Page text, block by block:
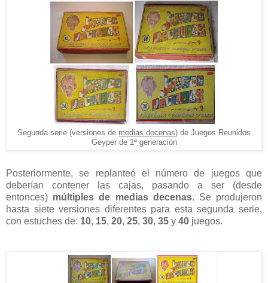
Segunda serie (versiones de medias docenas) de Juegos Reunidos
Geyper de 1ª generación
Posteriormente, se replanteó el número de juegos que
deberían contener las cajas, pasando a ser (desde
entonces) múltiples de medias decenas. Se produjeron
hasta siete versiones diferentes para esta segunda serie,
con estuches de: 10, 15, 20, 25, 30, 35 y 40 juegos.